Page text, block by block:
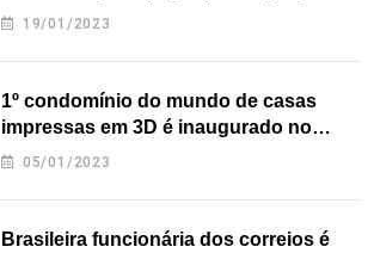
nos EUA
19/01/2023
1º condomínio do mundo de casas
impressas em 3D é inaugurado no
Texas
05/01/2023
Brasileira funcionária dos correios é